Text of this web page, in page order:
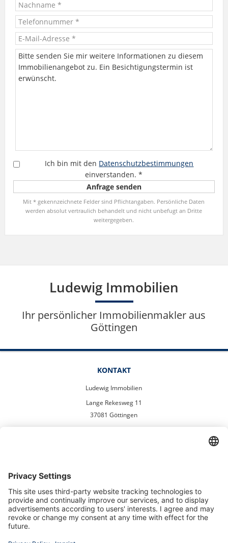
Ich bin mit den Datenschutzbestimmungen
einverstanden.*
Mit * gekennzeichnete Felder sind Pflichtangaben. Persönliche Daten
werden absolut vertraulich behandelt und nicht unbefugt an Dritte
weitergegeben.
Ludewig Immobilien
Ihr persönlicher Immobilienmakler aus
Göttingen
KONTAKT
Ludewig Immobilien
Lange Rekesweg 11
37081 Göttingen
We need your consent to load the